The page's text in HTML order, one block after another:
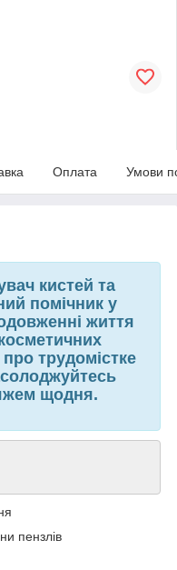
Оплата Умови
кистей та
помічник у
життя
трудомістке
щодня.
пензлів